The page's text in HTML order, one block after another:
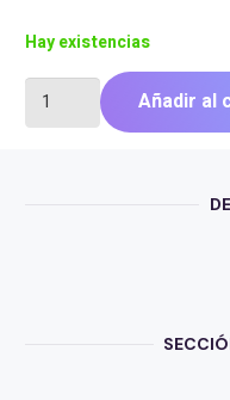
Hay existencias
VIDEO
Añadir al